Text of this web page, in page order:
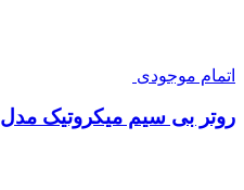
اتمام موجودی
روتر بی سیم میکروتیک مدل RB951Ui-2HnD